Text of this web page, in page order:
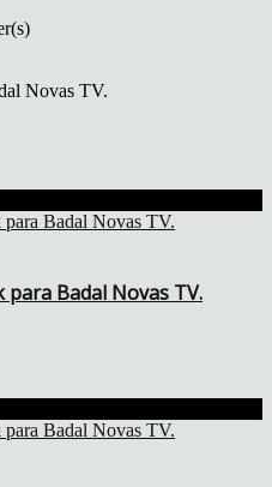
Novas TV.
para Badal Novas TV.